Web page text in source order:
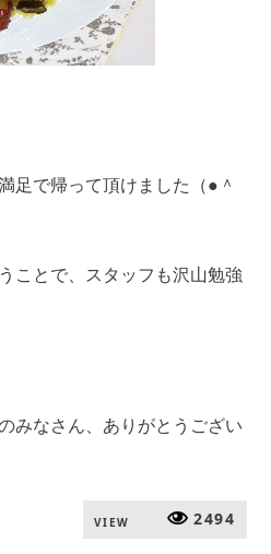
足で帰って頂けました（●＾
ことで、スタッフも沢山勉強
みなさん、ありがとうござい
VIEW 2494